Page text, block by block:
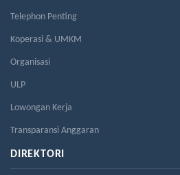
Telephon Penting
Koperasi & UMKM
Organisasi
ULP
Lowongan Kerja
Transparansi Anggaran
DIREKTORI